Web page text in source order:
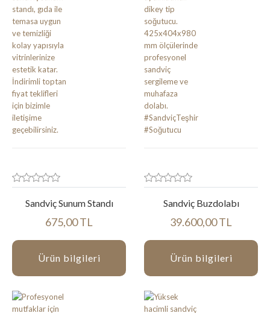
Sandviç Sunum Standı
675,00 TL
Ürün bilgileri
Sandviç Buzdolabı
39.600,00 TL
Ürün bilgileri